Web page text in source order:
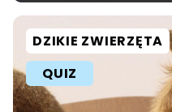
DZIKIE ZWIERZĘTA
QUIZ